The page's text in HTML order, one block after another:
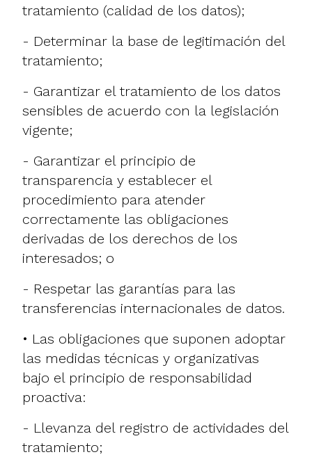
tratamiento (calidad de los datos);
- Determinar la base de legitimación del
tratamiento;
- Garantizar el tratamiento de los datos
sensibles de acuerdo con la legislación
vigente;
- Garantizar el principio de
transparencia y establecer el
procedimiento para atender
correctamente las obligaciones
derivadas de los derechos de los
interesados; o
- Respetar las garantías para las
transferencias internacionales de datos.
• Las obligaciones que suponen adoptar
las medidas técnicas y organizativas
bajo el principio de responsabilidad
proactiva:
- Llevanza del registro de actividades del
tratamiento;